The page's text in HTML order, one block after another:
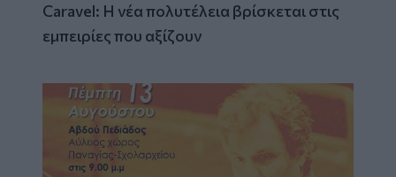
Caravel: Η νέα πολυτέλεια βρίσκεται στις
εμπειρίες που αξίζουν